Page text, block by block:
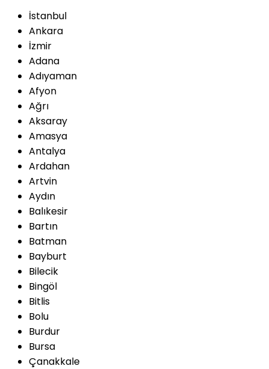
İstanbul
Ankara
İzmir
Adana
Adıyaman
Afyon
Ağrı
Aksaray
Amasya
Antalya
Ardahan
Artvin
Aydın
Balıkesir
Bartın
Batman
Bayburt
Bilecik
Bingöl
Bitlis
Bolu
Burdur
Bursa
Çanakkale